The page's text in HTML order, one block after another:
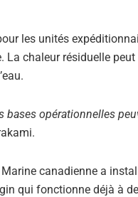
les unités
La chaleur résiduelle
bases opérationnelles
canadienne a
qui fonctionne déjà à